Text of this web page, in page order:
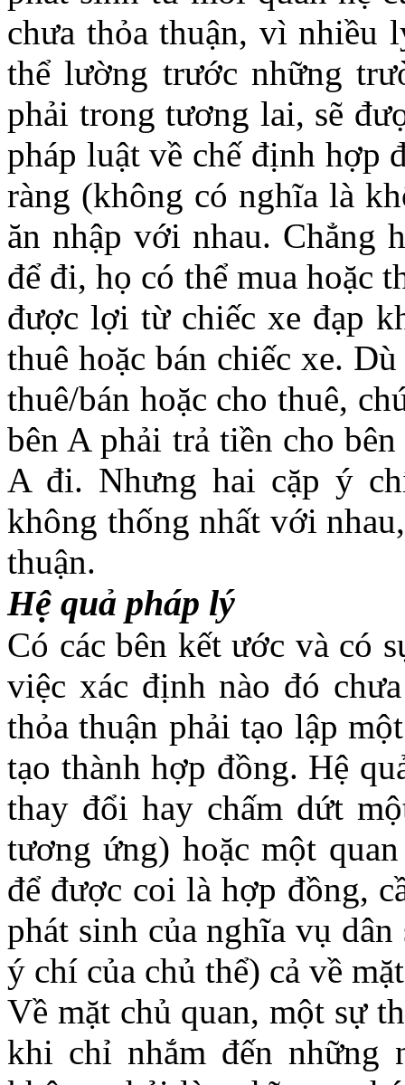
chưa thỏa thuận, vì nhiều
thể lường trước những
phải trong tương lai, sẽ
pháp luật về chế định hợp
ràng (không có nghĩa là
ăn nhập với nhau. Chẳng
để đi, họ có thể mua hoặc
được lợi từ chiếc xe đạp
thuê hoặc bán chiếc xe.
thuê/bán hoặc cho thuê,
bên A phải trả tiền cho
A đi. Nhưng hai cặp ý
không thống nhất với
thuận.
Hệ quả pháp lý
Có các bên kết ước và có
việc xác định nào đó
thỏa thuận phải tạo lập
tạo thành hợp đồng. Hệ
thay đổi hay chấm dứt
tương ứng) hoặc một
để được coi là hợp đồng,
phát sinh của nghĩa vụ
ý chí của chủ thể) cả về
Về mặt chủ quan, một sự
khi chỉ nhắm đến những